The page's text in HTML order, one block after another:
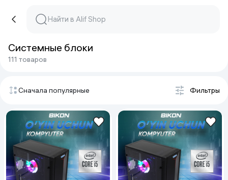
Системные блоки
111 товаров
Сначала популярные Фильтры